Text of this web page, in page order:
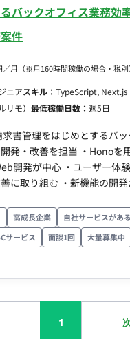
：GraphQL, GraphQL
Logs, SES, EFS)
OpenAI Service,
Code / Cursor /
・デザイン関連：Figma ・
：AWS CodeBuild or
体制 現在は、フロントエ
といった職域を限定せず、
て設計から実装まで一気通
ム構成（計11名）＞ ・
社：週1～2出社が可能な方
、立ち上がり期間（1ヶ月
ります。そのあとは週一出
近） ・稼働時間：日中に
朝稼働希望の方は対象外
は週2出社を想定しておりま
バックオフィス業務効
件
／月 （※月160時間稼働の場合・税別
ニアスキル： TypeScript, Next.js
リモ） 最低稼働日数： 週5日
求書管理をはじめとするバ
発・改善を担当 ・Honoを
開発が中心 ・ユーザー体
に取り組む ・新機能の開
役割 ・プロダクトマネージ
仕様検討から実装、リリー
とフロントエンドを合わせ
据えた仕事に関わる 【作業
して、請求書管理をはじめ
UI/UX改善 ・パフォーマンス
高成長企業
自社サービスがある
サービス 面談1回
大量募集中
1